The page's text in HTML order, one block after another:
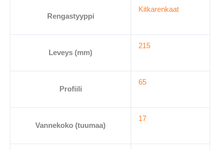
Rengastyyppi
Kitkarenkaat
Leveys (mm)
215
Profiili
65
Vannekoko (tuumaa)
17